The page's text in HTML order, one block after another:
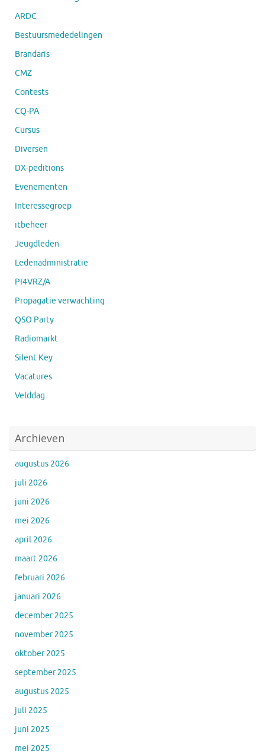
ARDC
Bestuursmededelingen
Brandaris
CMZ
Contests
CQ-PA
Cursus
Diversen
DX-peditions
Evenementen
Interessegroep
itbeheer
Jeugdleden
Ledenadministratie
PI4VRZ/A
Propagatie verwachting
QSO Party
Radiomarkt
Silent Key
Vacatures
Velddag
Archieven
augustus 2026
juli 2026
juni 2026
mei 2026
april 2026
maart 2026
februari 2026
januari 2026
december 2025
november 2025
oktober 2025
september 2025
augustus 2025
juli 2025
juni 2025
mei 2025